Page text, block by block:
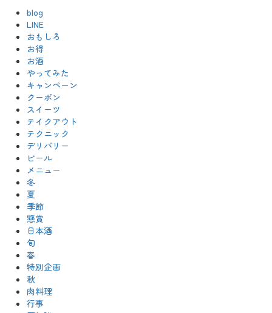
blog
LINE
おもしろ
お得
お酒
やってみた
キャンペーン
クーポン
スイーツ
テイクアウト
テクニック
デリバリー
ビール
メニュー
冬
夏
季節
懸賞
日本酒
旬
春
特別企画
秋
肉料理
行事